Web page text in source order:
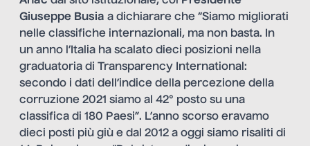
Giuseppe Busia a dichiarare che “Siamo migliorati
nelle classifiche internazionali, ma non basta. In
un anno l’Italia ha scalato dieci posizioni nella
graduatoria di Transparency International:
secondo i dati dell’indice della percezione della
corruzione 2021 siamo al 42° posto su una
classifica di 180 Paesi”. L’anno scorso eravamo
dieci posti più giù e dal 2012 a oggi siamo risaliti di